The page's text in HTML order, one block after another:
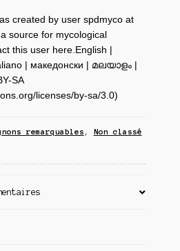
created by user spdmyco at
source for mycological
this user here.English |
| македонски | മലയാളം |
SA
licenses/by-sa/3.0)
remarquables , Non classé